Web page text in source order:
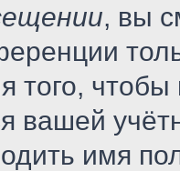
, вы
того, чтобы
вашей
имя